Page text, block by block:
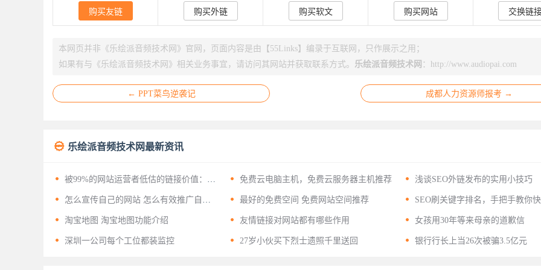
购买友链 购买外链 购买软文 购买网站 交换链
本网页并非《乐绘派音频技术网》官网，页面内容是由【55Links】编录于互联网，只作展示之用；
如果有与《乐绘派音频技术网》相关业务事宜，请访问其网站并获取联系方式。 乐绘派音频技术网 ： http://www.audiopai.com
← PPT菜鸟逆袭记 成都人力资源师报考 →
 乐绘派音频技术网最新资讯
 被99%的网站运营者低估的链接价值：揭
开友情链接背后的十二层战略意义
 免费云电脑主机，免费云服务器主机推荐  浅谈SEO外链发布的实用小技巧
 怎么宣传自己的网站 怎么有效推广自己
的网站？
 最好的免费空间 免费网站空间推荐  SEO刷关键字排名，手把手教你
关键词排名
 淘宝地图 淘宝地图功能介绍  友情链接对网站都有哪些作用  女孩用30年等来母亲的道歉信
 深圳一公司每个工位都装监控  27岁小伙买下烈士遗照千里送回  银行行长上当26次被骗3.5亿元